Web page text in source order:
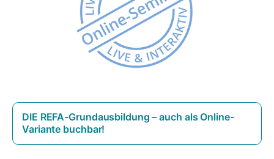
DIE REFA-Grundausbildung – auch als Online-
Variante buchbar!